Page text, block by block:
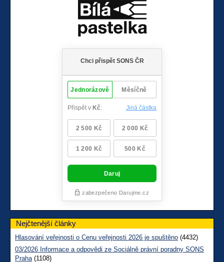
Nejčtenější články
Hlasování veřejnosti o Cenu veřejnosti 2026 je spuštěno (4432)
03/2026 Informace a odpovědi ze Sociálně právní poradny SONS
Praha(1108)